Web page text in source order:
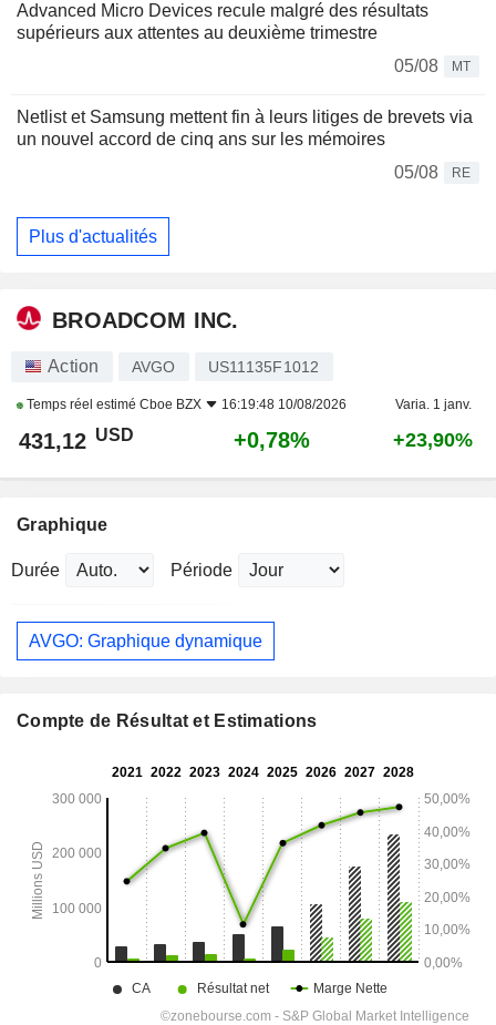
Advanced Micro Devices recule malgré des résultats
supérieurs aux attentes au deuxième trimestre
05/08
MT
Netlist et Samsung mettent fin à leurs litiges de brevets via
un nouvel accord de cinq ans sur les mémoires
05/08
RE
Plus d'actualités
BROADCOM INC.
Action AVGO US11135F1012
Temps réel estimé Cboe BZX 16:19:48 10/08/2026 Varia. 1 janv.
431,12 USD +0,78% +23,90%
Graphique
Durée Période
AVGO: Graphique dynamique
Compte de Résultat et Estimations